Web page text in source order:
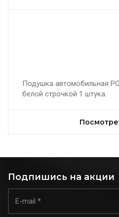
Подушка автомобильная
белой строчкой 1 штука.
Подпишись на акции